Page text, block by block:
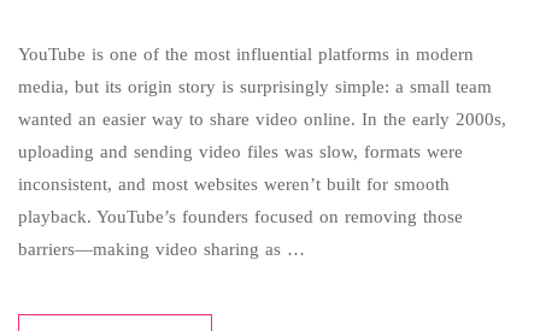
YouTube is one of the most influential platforms in modern
media, but its origin story is surprisingly simple: a small team
wanted an easier way to share video online. In the early 2000s,
uploading and sending video files was slow, formats were
inconsistent, and most websites weren’t built for smooth
playback. YouTube’s founders focused on removing those
barriers—making video sharing as …